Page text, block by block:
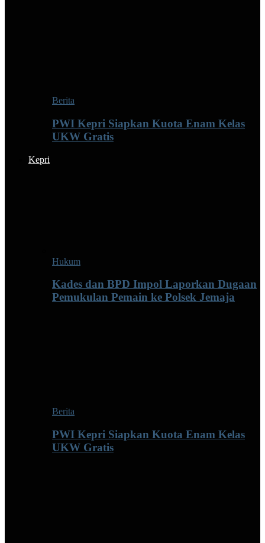
Berita
PWI Kepri Siapkan Kuota Enam Kelas
UKW Gratis
Kepri
Hukum
Kades dan BPD Impol Laporkan Dugaan
Pemukulan Pemain ke Polsek Jemaja
Berita
PWI Kepri Siapkan Kuota Enam Kelas
UKW Gratis